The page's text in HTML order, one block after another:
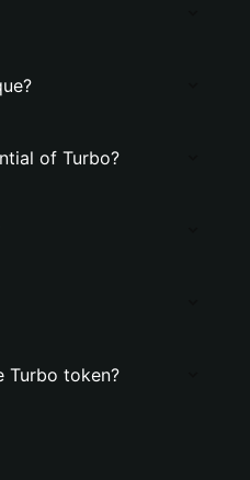
of Turbo?
Turbo token?